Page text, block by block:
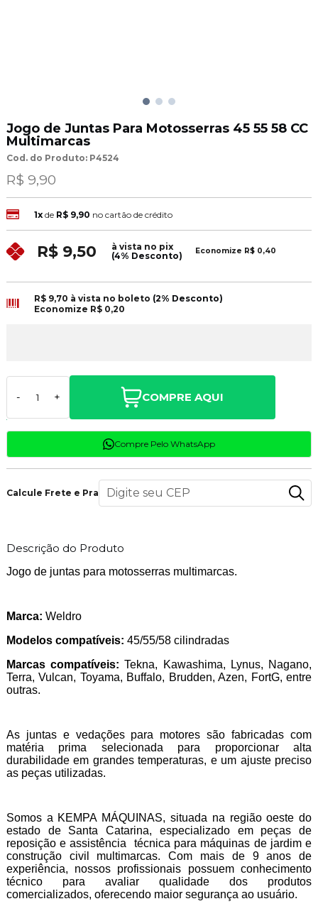
Jogo de Juntas Para Motosserras 45 55 58 CC
Multimarcas
Cod. do Produto: P4524
R$ 9,90
1xde R$ 9,90 no cartão de crédito
R$ 9,50
à vista no pix
(4% Desconto)
Economize R$ 0,40
R$ 9,70 à vista no boleto (2% Desconto)
Economize R$ 0,20
- + COMPRE AQUI
Compre Pelo WhatsApp
Calcule Frete e Prazo
Descrição do Produto
Jogo de juntas para motosserras multimarcas.
Marca: Weldro
Modelos compatíveis: 45/55/58 cilindradas
Marcas compatíveis: Tekna, Kawashima, Lynus, Nagano,
Terra, Vulcan, Toyama, Buffalo, Brudden, Azen, FortG, entre
outras.
As juntas e vedações para motores são fabricadas com
matéria prima selecionada para proporcionar alta
durabilidade em grandes temperaturas, e um ajuste preciso
as peças utilizadas.
Somos a KEMPA MÁQUINAS, situada na região oeste do
estado de Santa Catarina, especializado em peças de
reposição e assistência técnica para máquinas de jardim e
construção civil multimarcas. Com mais de 9 anos de
experiência, nossos profissionais possuem conhecimento
técnico para avaliar qualidade dos produtos
comercializados, oferecendo maior segurança ao usuário.